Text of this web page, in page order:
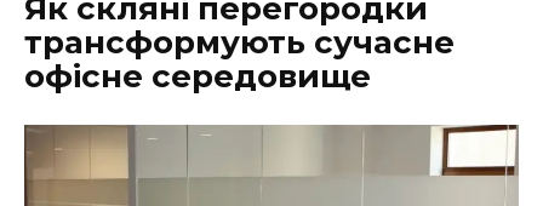
Як скляні перегородки
трансформують сучасне
офісне середовище